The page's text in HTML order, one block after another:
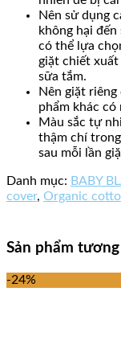
Nên sử dụng
không hại
có thể lựa
giặt chiết
sữa tắm.
Nên giặt riêng
phẩm khác có
Màu sắc tự
thậm chí
sau mỗi lần
Danh mục: BABY
cover, Organic
Sản phẩm
-24%